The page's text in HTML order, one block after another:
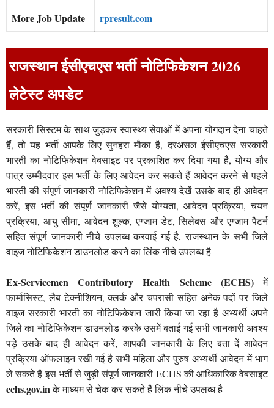
More Job Update
rpresult.com
राजस्थान ईसीएचएस भर्ती नोटिफिकेशन 2026
लेटेस्ट अपडेट
सरकारी सिस्टम के साथ जुड़कर स्वास्थ्य सेवाओं में अपना योगदान देना चाहते
हैं, तो यह भर्ती आपके लिए सुनहरा मौका है, दरअसल ईसीएचएस सरकारी
भारती का नोटिफिकेशन वेबसाइट पर प्रकाशित कर दिया गया है, योग्य और
पात्र उम्मीदवार इस भर्ती के लिए आवेदन कर सकते हैं आवेदन करने से पहले
भारती की संपूर्ण जानकारी नोटिफिकेशन में अवश्य देखें उसके बाद ही आवेदन
करें, इस भर्ती की संपूर्ण जानकारी जैसे योग्यता, आवेदन प्रक्रिया, चयन
प्रक्रिया, आयु सीमा, आवेदन शुल्क, एग्जाम डेट, सिलेबस और एग्जाम पैटर्न
सहित संपूर्ण जानकारी नीचे उपलब्ध करवाई गई है, राजस्थान के सभी जिले
वाइज नोटिफिकेशन डाउनलोड करने का लिंक नीचे उपलब्ध है
Ex-Servicemen Contributory Health Scheme (ECHS)में
फार्मासिस्ट, लैब टेक्नीशियन, क्लर्क और चपरासी सहित अनेक पदों पर जिले
वाइज सरकारी भारती का नोटिफिकेशन जारी किया जा रहा है अभ्यर्थी अपने
जिले का नोटिफिकेशन डाउनलोड करके उसमें बताई गई सभी जानकारी अवश्य
पड़े उसके बाद ही आवेदन करें, आपकी जानकारी के लिए बता दें आवेदन
प्रक्रिया ऑफलाइन रखी गई है सभी महिला और पुरुष अभ्यर्थी आवेदन में भाग
ले सकते हैं इस भर्ती से जुड़ी संपूर्ण जानकारी ECHS की आधिकारिक वेबसाइट
echs.gov.inके माध्यम से चेक कर सकते हैं लिंक नीचे उपलब्ध है